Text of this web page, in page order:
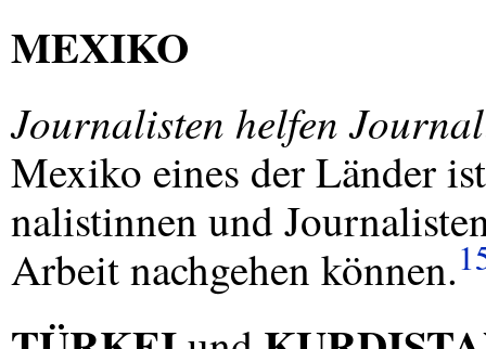
MEXIKO
Journalisten helfen
Mexiko eines der Länder
nalistinnen und
Arbeit nachgehen können.